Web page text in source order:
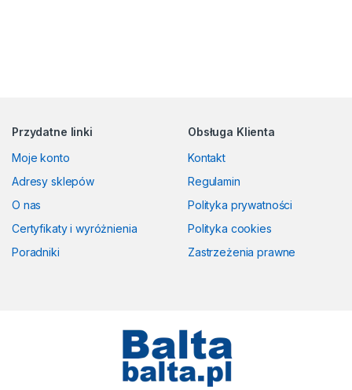
Przydatne linki
Moje konto
Adresy sklepów
O nas
Certyfikaty i wyróżnienia
Poradniki
Obsługa Klienta
Kontakt
Regulamin
Polityka prywatności
Polityka cookies
Zastrzeżenia prawne